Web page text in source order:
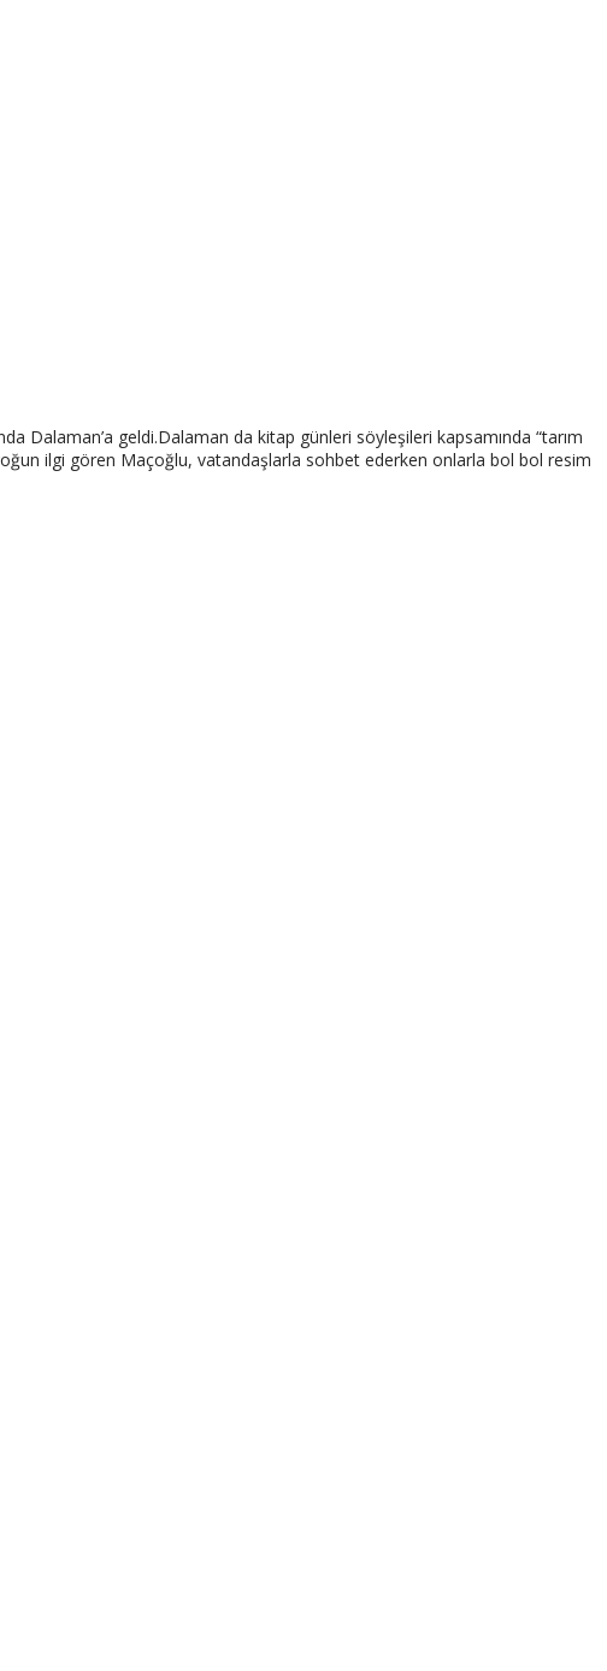
Dalaman’a geldi.Dalaman da kitap günleri söyleşileri kapsamında “tarım
ilgi gören Maçoğlu, vatandaşlarla sohbet ederken onlarla bol bol resim